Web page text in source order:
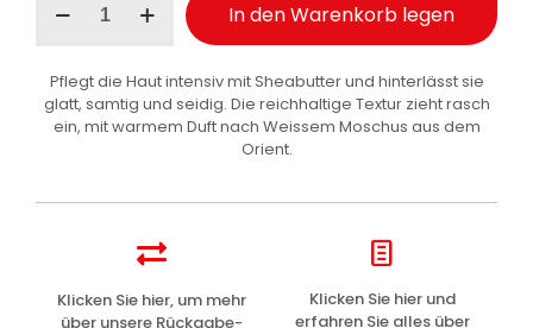
Bodylotion
feuchtigkeitsspendend
Moschus
250
ml
In den Warenkorb legen
Pflegt die Haut intensiv mit Sheabutter und hinterlässt sie
glatt, samtig und seidig. Die reichhaltige Textur zieht rasch
ein, mit warmem Duft nach Weissem Moschus aus dem
Orient.
Klicken Sie hier, um mehr
über unsere Rückgabe-
Klicken Sie hier und
erfahren Sie alles über